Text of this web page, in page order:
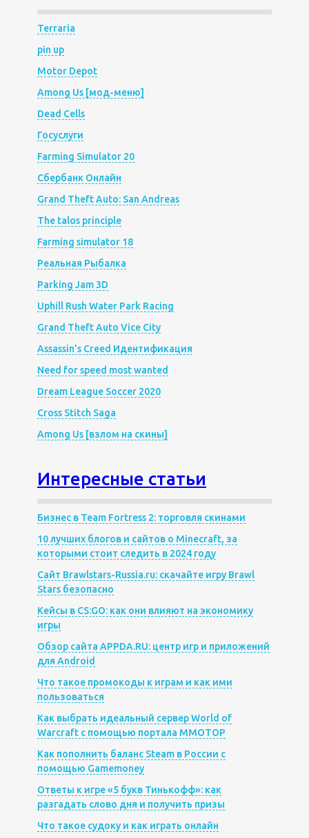
Terraria
pin up
Motor Depot
Among Us [мод-меню]
Dead Cells
Госуслуги
Farming Simulator 20
Сбербанк Онлайн
Grand Theft Auto: San Andreas
The talos principle
Farming simulator 18
Реальная Рыбалка
Parking Jam 3D
Uphill Rush Water Park Racing
Grand Theft Auto Vice City
Assassin’s Creed Идентификация
Need for speed most wanted
Dream League Soccer 2020
Cross Stitch Saga
Among Us [взлом на скины]
Интересные статьи
Бизнес в Team Fortress 2: торговля скинами
10 лучших блогов и сайтов о Minecraft, за
которыми стоит следить в 2024 году
Сайт Brawlstars-Russia.ru: скачайте игру Brawl
Stars безопасно
Кейсы в CS:GO: как они влияют на экономику
игры
Обзор сайта APPDA.RU: центр игр и приложений
для Android
Что такое промокоды к играм и как ими
пользоваться
Как выбрать идеальный сервер World of
Warcraft с помощью портала MMOTOP
Как пополнить баланс Steam в России с
помощью Gamemoney
Ответы к игре «5 букв Тинькофф»: как
разгадать слово дня и получить призы
Что такое судоку и как играть онлайн